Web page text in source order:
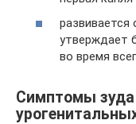
развивается
утверждает
во время
Симптомы